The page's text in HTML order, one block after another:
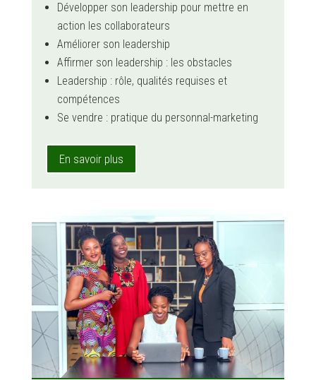
Développer son leadership pour mettre en
action les collaborateurs
Améliorer son leadership
Affirmer son leadership : les obstacles
Leadership : rôle, qualités requises et
compétences
Se vendre : pratique du personnal-marketing
En savoir plus